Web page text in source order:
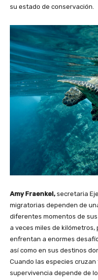
su estado de conservación.
Amy Fraenkel,secretaria
migratorias dependen de
diferentes momentos de
a veces miles de
enfrentan a enormes
así como en sus destinos
Cuando las especies
supervivencia depende de